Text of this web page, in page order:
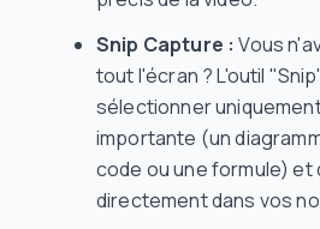
Snip Capture : Vous
tout l'écran ? L'outil
sélectionner
importante (un
code ou une formule) et
directement dans vos